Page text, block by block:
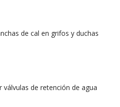
de cal en grifos y duchas
válvulas de retención de agua